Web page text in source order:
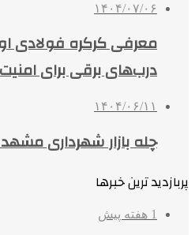
۱۴۰۴/۰۷/۰۶
درب‌های برقی برای
۱۴۰۴/۰۶/۱۱
چله بازار شهرداری مشهد در ۱۴۰۴ برگزار
پربازدید ترین خبرها
1 هفته پیش